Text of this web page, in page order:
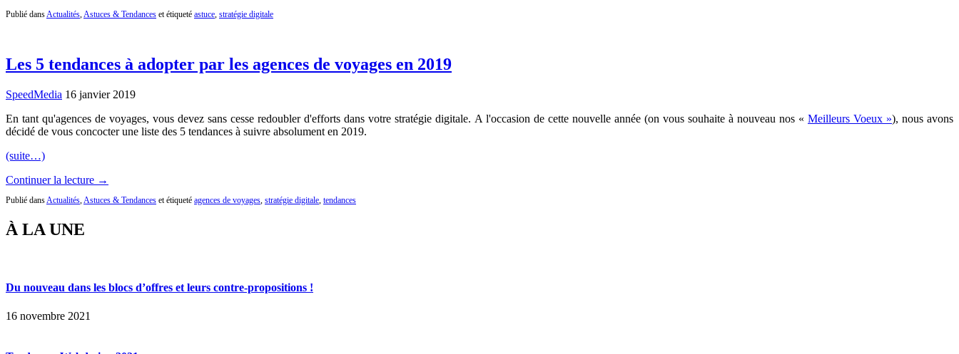
Publié dans Actualités Astuces & Tendances et étiqueté astuce stratégie digitale
Les 5 tendances à adopter par les agences de voyages en 2019
SpeedMedia 16 janvier 2019
En tant qu'agences de voyages, vous devez sans cesse redoubler d'efforts dans votre stratégie digitale. A l'occasion de cette nouvelle année (on vous souhaite à nouveau nos « Meilleurs Voeux »), nous avons
décidé de vous concocter une liste des 5 tendances à suivre absolument en 2019.
(suite…)
Continuer la lecture →
Publié dansActualités,Astuces & Tendances et étiqueté agences de voyages, stratégie digitale, tendances
À LA UNE
Du nouveau dans les blocs d’offres et leurs contre-propositions !
16 novembre 2021